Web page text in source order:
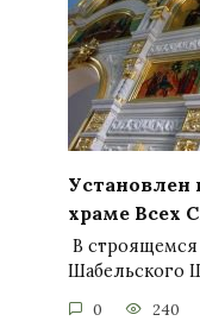
Установлен
храме Всех
В строящемся
Шабельского
0 240